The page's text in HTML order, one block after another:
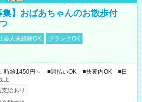
集】おばあちゃんのお散歩付
会人未経験OK
ブランクOK
時給1450円～ ■週払いOK ■扶養内OK ■日
上
給あり